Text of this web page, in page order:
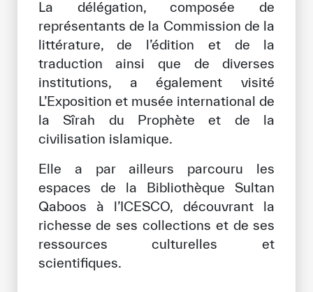
Contact
Contact
Bureaux de l’ICESCO
S’engager
Notre méthode de travail
S’engager
Rejoignez la famille de l’ICESCO
Pour les fournisseurs
Devenir partenaire
La délégation, composée de
représentants de la Commission de la
littérature, de l’édition et de la
traduction ainsi que de diverses
institutions, a également visité
L’Exposition et musée international de
la Sîrah du Prophète et de la
civilisation islamique.
Elle a par ailleurs parcouru les
espaces de la Bibliothèque Sultan
Qaboos à l’ICESCO, découvrant la
richesse de ses collections et de ses
ressources culturelles et
scientifiques.